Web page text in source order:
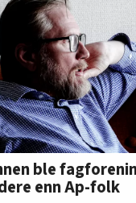
ble
enn Ap-folk